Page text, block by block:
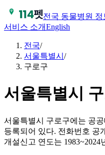
전국 동물병원 정
서비스 소개English
전국/
서울특별시 /
구로구
서울특별시
서울특별시 구로구에는 공
등록되어 있다. 전화번호 공
개설신고 연도는 1983~2024